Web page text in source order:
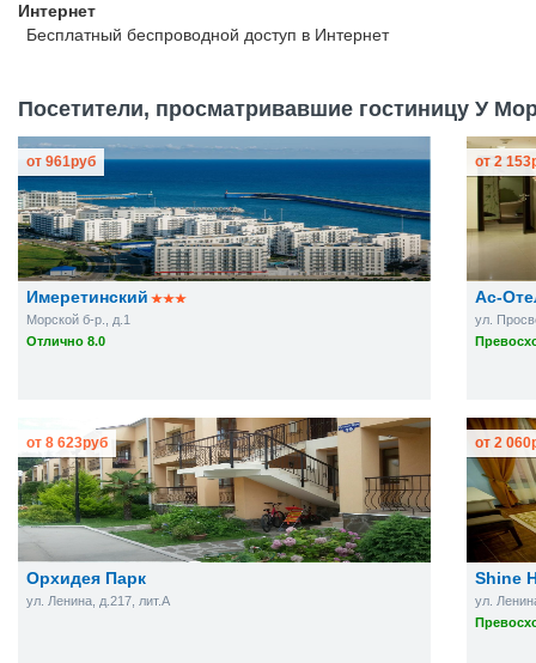
Интернет
Бесплатный беспроводной доступ в Интернет
Посетители, просматривавшие гостиницу У
Имеретинский
Морской б-р., д.1
Отлично 8.0
от 961руб
Ас-
ул.
от 2 153
Орхидея Парк
ул. Ленина, д.217, лит.А
от 8 623руб
Shine
ул.
от 2 060